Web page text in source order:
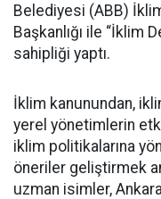
Belediyesi (ABB)
Başkanlığı ile “İklim
sahipliği yaptı.
İklim kanunundan,
yerel yönetimlerin
iklim politikalarına
öneriler geliştirmek
uzman isimler,